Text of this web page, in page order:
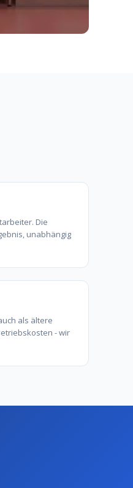
Die
unabhängig
als ältere
- wir